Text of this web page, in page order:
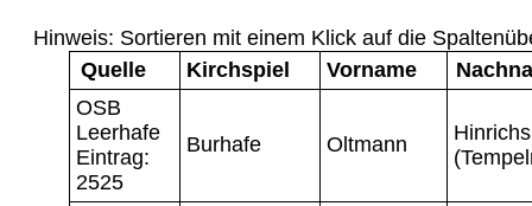
Hinweis: Sortieren mit einem Klick auf die
Quelle
Kirchspiel Vorname
OSB
Leerhafe
Eintrag:
2525
Burhafe Oltmann
Hinrichs